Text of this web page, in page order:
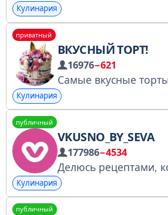
Кулинария
приватный
ВКУСНЫЙ ТОРТ!
16976−621
Кулинария
публичный
VKUSNO_BY_SEVA
177986−4534
Кулинария
публичный